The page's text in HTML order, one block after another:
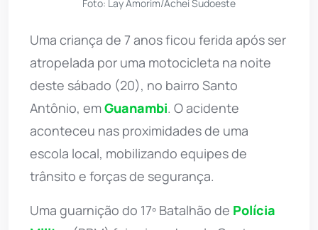
Foto: Lay Amorim/Achei Sudoeste
Uma criança de 7 anos ficou ferida após ser
atropelada por uma motocicleta na noite
deste sábado (20), no bairro Santo
Antônio, emGuanambi. O acidente
aconteceu nas proximidades de uma
escola local, mobilizando equipes de
trânsito e forças de segurança.
Uma guarnição do 17º Batalhão de Polícia